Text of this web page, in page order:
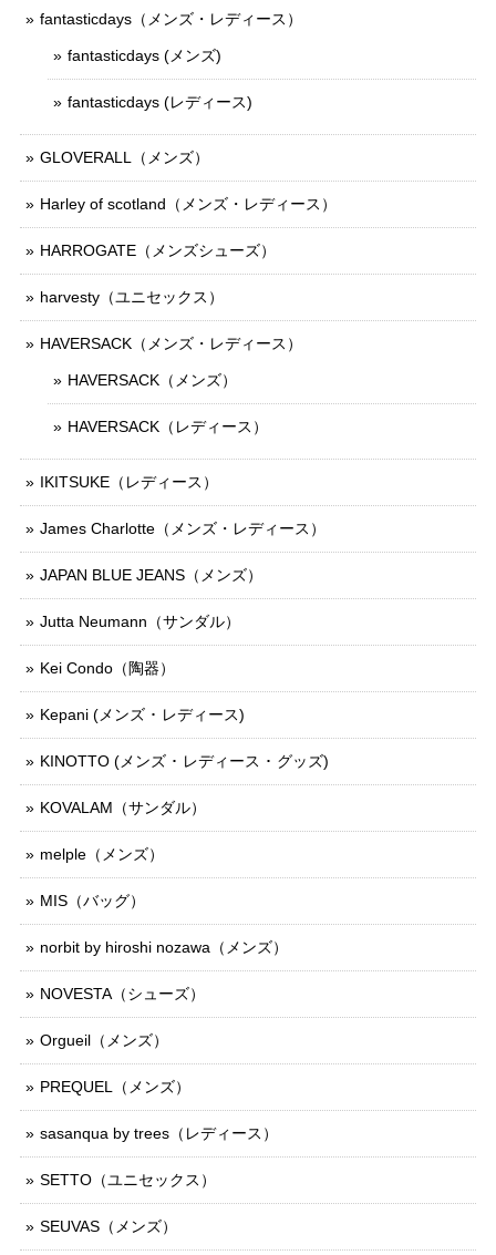
fantasticdays（メンズ・レディース）
fantasticdays (メンズ)
fantasticdays (レディース)
GLOVERALL（メンズ）
Harley of scotland（メンズ・レディース）
HARROGATE（メンズシューズ）
harvesty（ユニセックス）
HAVERSACK（メンズ・レディース）
HAVERSACK（メンズ）
HAVERSACK（レディース）
IKITSUKE（レディース）
James Charlotte（メンズ・レディース）
JAPAN BLUE JEANS（メンズ）
Jutta Neumann（サンダル）
Kei Condo（陶器）
Kepani (メンズ ･ レディース)
KINOTTO (メンズ ･ レディース ･ グッズ)
KOVALAM（サンダル）
melple（メンズ）
MIS（バッグ）
norbit by hiroshi nozawa（メンズ）
NOVESTA（シューズ）
Orgueil（メンズ）
PREQUEL（メンズ）
sasanqua by trees（レディース）
SETTO（ユニセックス）
SEUVAS（メンズ）